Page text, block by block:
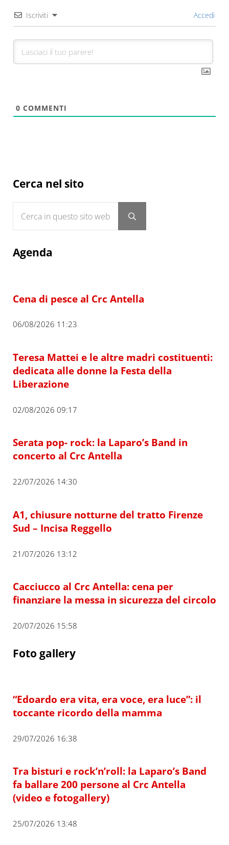
Iscriviti Accedi
0 COMMENTI
Sidebar
Cerca nel sito
Submit search
Agenda
Cena di pesce al Crc Antella
06/08/2026 11:23
Teresa Mattei e le altre madri costituenti:
dedicata alle donne la Festa della
Liberazione
02/08/2026 09:17
Serata pop- rock: la Laparo’s Band in
concerto al Crc Antella
22/07/2026 14:30
A1, chiusure notturne del tratto Firenze
Sud – Incisa Reggello
21/07/2026 13:12
Cacciucco al Crc Antella: cena per
finanziare la messa in sicurezza del circolo
20/07/2026 15:58
Foto gallery
“Edoardo era vita, era voce, era luce”: il
toccante ricordo della mamma
29/07/2026 16:38
Tra bisturi e rock’n’roll: la Laparo’s Band
fa ballare 200 persone al Crc Antella
(video e fotogallery)
25/07/2026 13:48